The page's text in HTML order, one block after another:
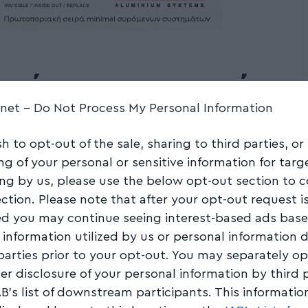
- Do Not Process My Personal Information
to opt-out of the sale, sharing to third parties, or
of your personal or sensitive information for
by us, please use the below opt-out section to
Please note that after your opt-out request is
you may continue seeing interest-based ads
information utilized by us or personal information
prior to your opt-out. You may separately
disclosure of your personal information by third
list of downstream participants. This
στην απεργία
Share 1 Min Read